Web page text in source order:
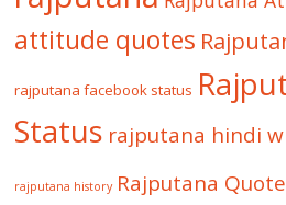
attitude quotes
rajputana facebook status
Status rajputana hindi
rajputana history Rajputana